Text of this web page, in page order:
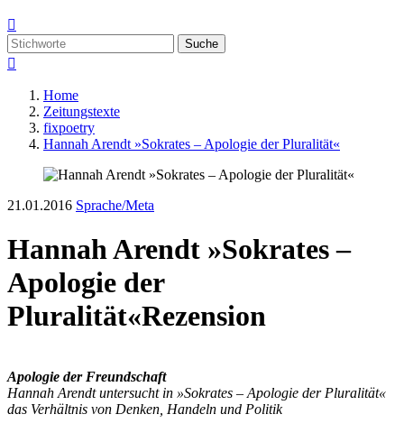

Suche

Home
Zeitungstexte
fixpoetry
Hannah Arendt »Sokrates – Apologie der Pluralität«
21.01.2016 Sprache/Meta
Hannah Arendt »Sokrates –
Apologie der
Pluralität«Rezension
Apologie der Freundschaft
Hannah Arendt untersucht in »Sokrates – Apologie der Pluralität«
das Verhältnis von Denken, Handeln und Politik